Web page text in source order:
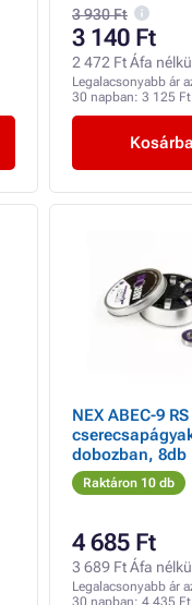
3 930 Ft
3 140 Ft
2 472 Ft Áfa
Legalacsonyabb ár
30 napban: 3 125 Ft
Kosárba
NEX ABEC-9
dobozban, 8db
Raktáron 10 db
4 685 Ft
3 689 Ft Áfa
Legalacsonyabb ár
30 napban: 4 435 Ft